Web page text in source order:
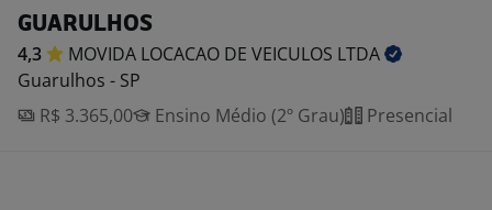
GUARULHOS
4,3 MOVIDA LOCACAO DE VEICULOS LTDA
Guarulhos - SP
R$ 3.365,00
Ensino Médio (2º Grau) Presencial